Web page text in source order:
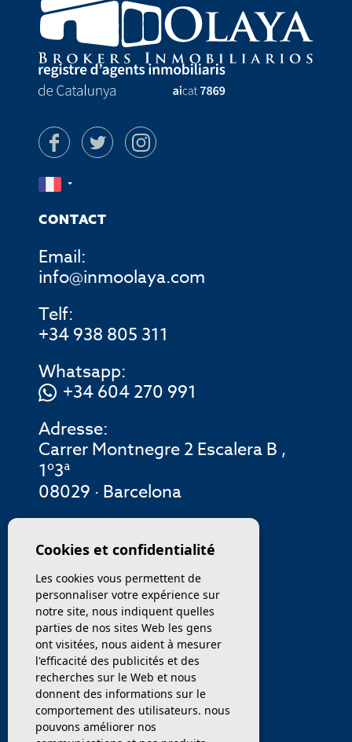
CONTACT
Email:
info@inmoolaya.com
Telf:
+34 938 805 311
Whatsapp:
+34 604 270 991
Adresse:
Carrer Montnegre 2 Escalera B ,
1º3ª
08029 · Barcelona
MENU
ENTREPRISE
PROPRIÉTÉS
SERVICES
VENDEZ / TRANSFÉRER
NOUVELLES
Cookies et confidentialité
Les cookies vous permettent de
personnaliser votre expérience sur
notre site, nous indiquent quelles
parties de nos sites Web les gens
ont visitées, nous aident à mesurer
l'efficacité des publicités et des
recherches sur le Web et nous
donnent des informations sur le
comportement des utilisateurs. nous
pouvons améliorer nos